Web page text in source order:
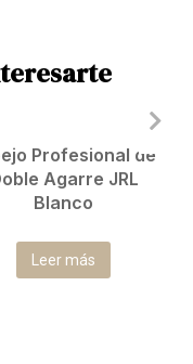
Profesional de
Agarre JRL
Blanco
Leer más